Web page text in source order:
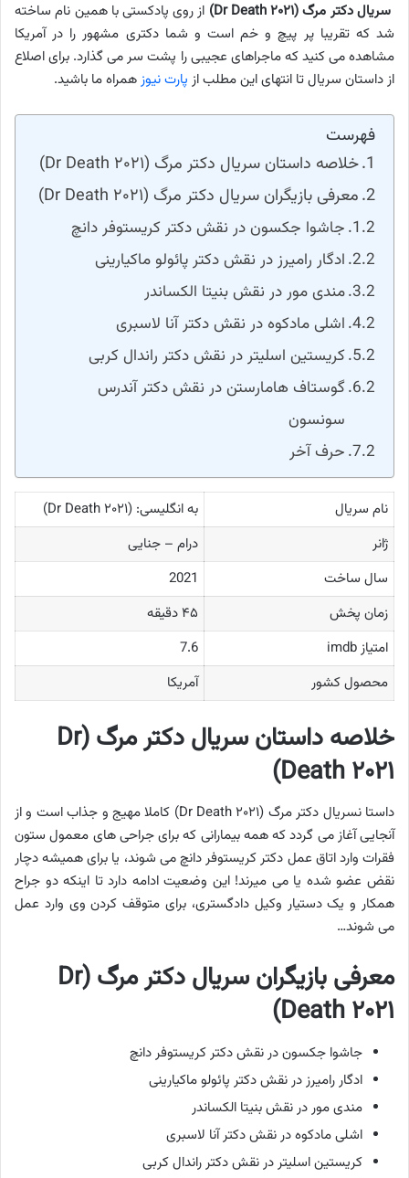
سریال دکتر مرگ (Dr Death ۲۰۲۱)
از روی پادکستی با همین نام ساخته
شد که تقریبا پر پیچ و خم است و شما دکتری مشهور را در آمریکا
مشاهده می کنید که ماجراهای عجیبی را پشت سر می گذارد. برای اصلاع
از داستان سریال تا انتهای این مطلب از پارت نیوزهمراه ما باشید.
فهرست
خلاصه داستان سریال دکتر مرگ (Dr Death ۲۰۲۱)
معرفی بازیگران سریال دکتر مرگ (Dr Death ۲۰۲۱)
جاشوا جکسون در نقش دکتر کریستوفر دانچ
ادگار رامیرز در نقش دکتر پائولو ماکیارینی
مندی مور در نقش بنیتا الکساندر
اشلی مادکوه در نقش دکتر آنا لاسبری
کریستین اسلیتر در نقش دکتر راندال کربی
گوستاف هامارستن در نقش دکتر آندرس
سونسون
حرف آخر
نام سریال
به انگلیسی: (Dr Death ۲۰۲۱)
ژانر
درام – جنایی
سال ساخت
2021
زمان پخش
۴۵ دقیقه
امتیاز imdb
7.6
محصول کشور
آمریکا
خلاصه داستان سریال دکتر مرگ (Dr
Death ۲۰۲۱)
داستا نسریال دکتر مرگ (Dr Death ۲۰۲۱) کاملا مهیج و جذاب است و از
آنجایی آغاز می گردد که همه بیمارانی که برای جراحی های معمول ستون
فقرات وارد اتاق عمل دکتر کریستوفر دانچ می شوند، یا برای همیشه دچار
نقض عضو شده یا می میرند! این وضعیت ادامه دارد تا اینکه دو جراح
همکار و یک دستیار وکیل دادگستری، برای متوقف کردن وی وارد عمل
می شوند…
معرفی بازیگران سریال دکتر مرگ (Dr
Death ۲۰۲۱)
جاشوا جکسون در نقش دکتر کریستوفر دانچ
ادگار رامیرز در نقش دکتر پائولو ماکیارینی
مندی مور در نقش بنیتا الکساندر
اشلی مادکوه در نقش دکتر آنا لاسبری
کریستین اسلیتر در نقش دکتر راندال کربی